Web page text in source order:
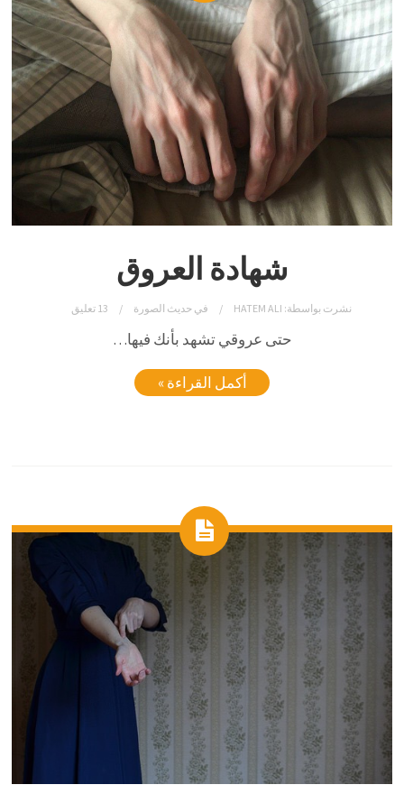
شهادة العروق
نشرت بواسطة: HATEM ALI فيحديث الصورة 13 تعليق
حتى عروقي تشهد بأنك فيها…
أكمل القراءة »